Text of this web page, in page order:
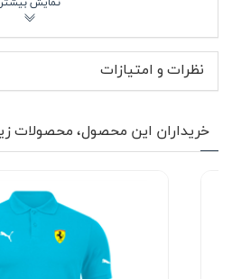
می‌شود، بدون ایجاد حساسیت یا
با این پولوشرت، استایل شیک و
همین حالا رنگ و سایز مورد نظر
نظرات و امتیازات
خریداران این محصول، محصولات